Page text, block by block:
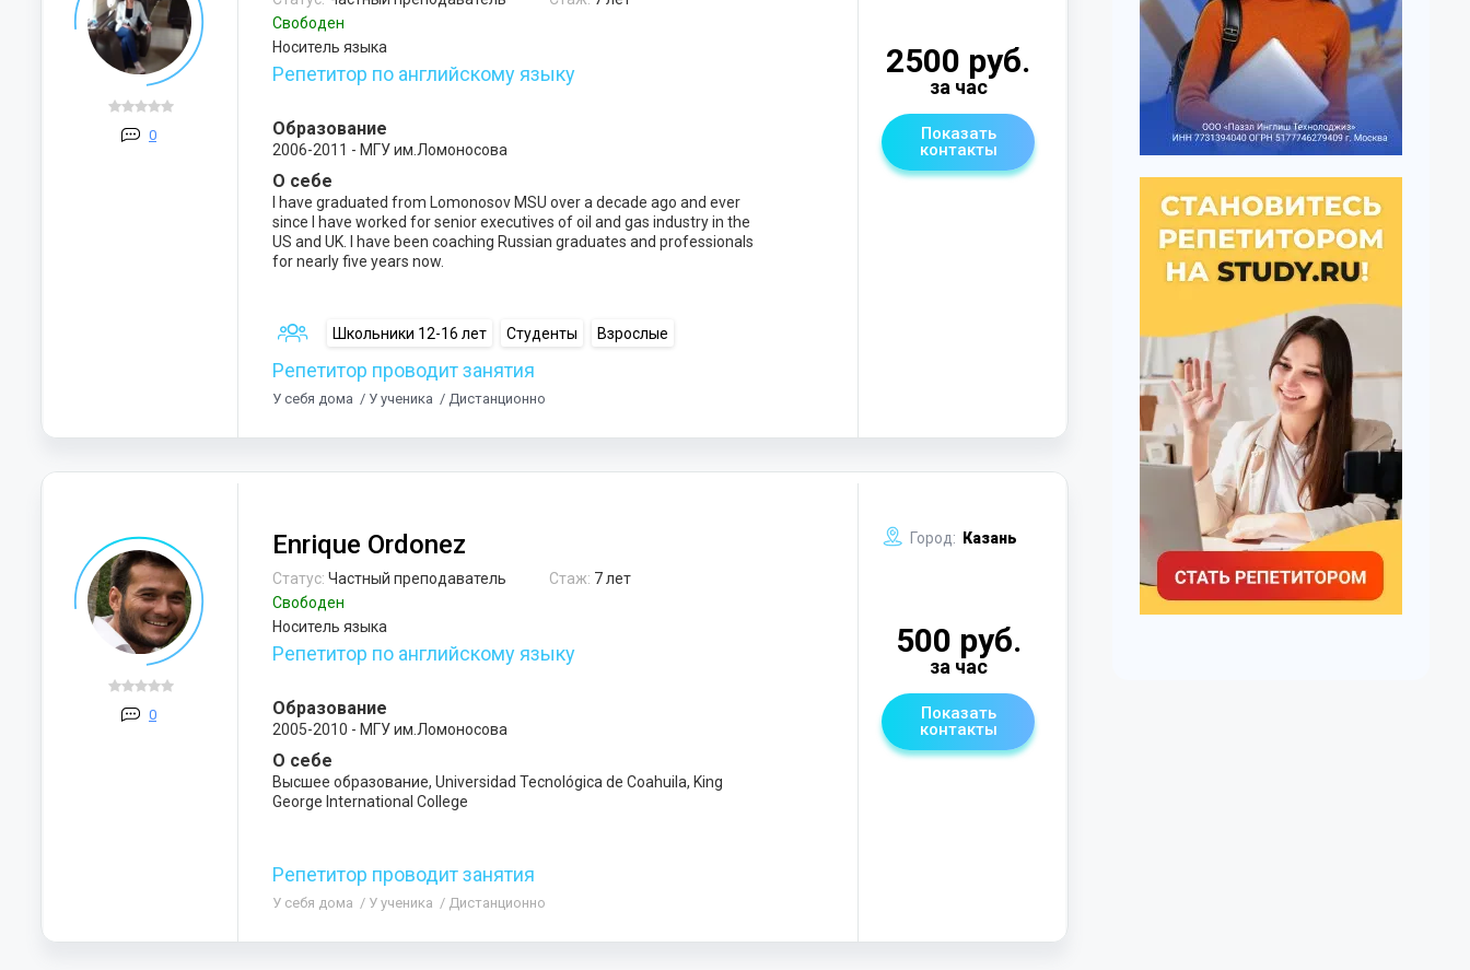
0
Свободен
Носитель языка
Репетитор по английскому языку
Образование
2006-2011 - МГУ им.Ломоносова
О себе
I have graduated from Lomonosov MSU over a decade ago and ever
since I have worked for senior executives of oil and gas industry in the
US and UK. I have been coaching Russian graduates and professionals
for nearly five years now.
Школьники 12-16 лет Студенты Взрослые
Репетитор проводит занятия
У себя дома / У ученика / Дистанционно
2500 руб.
за час
Показать
контакты
0
Enrique Ordonez
Статус: Частный преподаватель Стаж: 7 лет
Свободен
Носитель языка
Репетитор по английскому языку
Образование
2005-2010 - МГУ им.Ломоносова
О себе
Высшее образование, Universidad Tecnológica de Coahuila, King
George International College
Репетитор проводит занятия
У себя дома / У ученика / Дистанционно
Город: Казань
500 руб.
за час
Показать
контакты